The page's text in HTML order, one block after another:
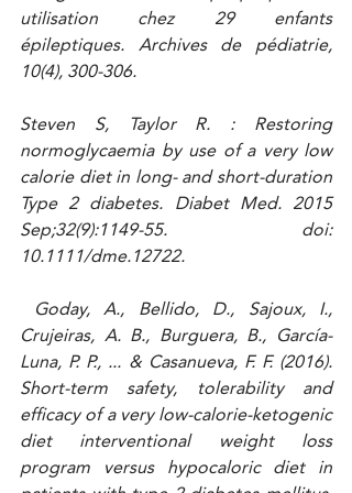
utilisation chez 29 enfants
épileptiques. Archives de pédiatrie,
10(4), 300-306.
Steven S, Taylor R. : Restoring
normoglycaemia by use of a very low
calorie diet in long- and short-duration
Type 2 diabetes. Diabet Med. 2015
Sep;32(9):1149-55. doi:
10.1111/dme.12722.
Crujeiras, A. B., Burguera, B., García-
Luna, P. P., ... & Casanueva, F. F. (2016).
Short-term safety, tolerability and
efficacy of a very low-calorie-ketogenic
diet interventional weight loss
program versus hypocaloric diet in